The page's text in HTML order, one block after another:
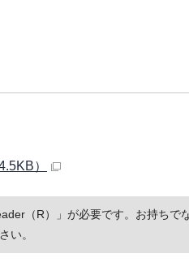
）
（R）」が必要です。お持ちで
い。